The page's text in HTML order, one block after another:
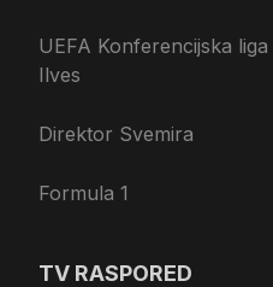
UEFA Konferencijska
Ilves
Direktor Svemira
Formula 1
TV RASPORED